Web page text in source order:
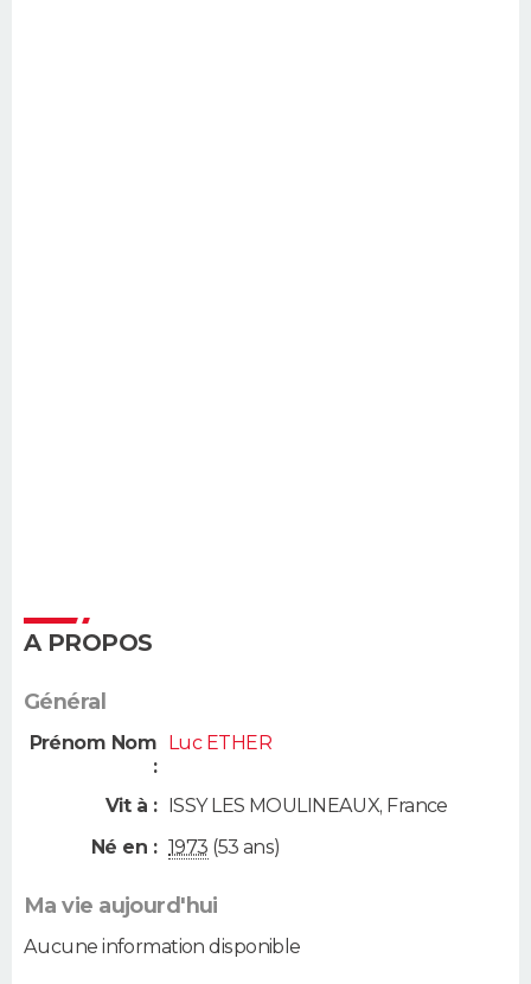
A PROPOS
Général
Prénom Nom
:
Luc ETHER
Vit à : ISSY LES MOULINEAUX, France
Né en : 1973 (53 ans)
Ma vie aujourd'hui
Aucune information disponible